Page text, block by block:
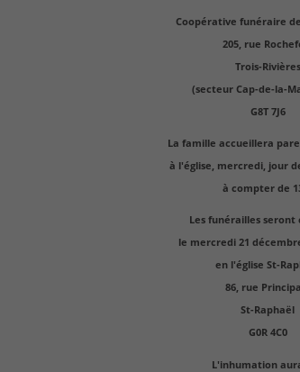
Coopérative funéraire
205, rue
Trois-Rivières
(secteur Cap-de-la-
G8T 7J6
La famille accueillera
à l'église, mercredi, jour
à compter de
Les funérailles seront
le mercredi 21
en l'église St-
86, rue
St-Raphaël
G0R 4C0
L'inhumation